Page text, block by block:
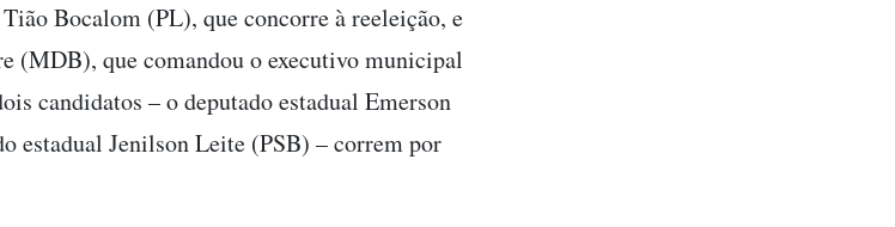
Bocalom (PL), que concorre à reeleição, e
(MDB), que comandou o executivo municipal
candidatos – o deputado estadual Emerson
estadual Jenilson Leite (PSB) – correm por